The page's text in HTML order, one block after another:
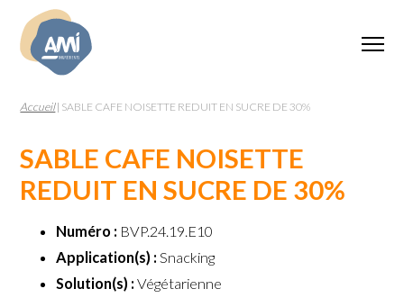
Accueil| SABLE CAFE NOISETTE REDUIT EN SUCRE DE 30%
SABLE CAFE NOISETTE
REDUIT EN SUCRE DE 30%
Numéro : BVP.24.19.E10
Application(s) : Snacking
Solution(s) : Végétarienne